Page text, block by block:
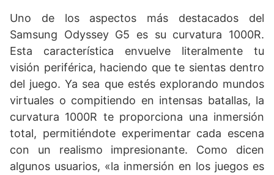
Uno de los aspectos más destacados del
Samsung Odyssey G5 es su curvatura 1000R.
Esta característica envuelve literalmente tu
visión periférica, haciendo que te sientas dentro
del juego. Ya sea que estés explorando mundos
virtuales o compitiendo en intensas batallas, la
curvatura 1000R te proporciona una inmersión
total, permitiéndote experimentar cada escena
con un realismo impresionante. Como dicen
algunos usuarios, «la inmersión en los juegos es